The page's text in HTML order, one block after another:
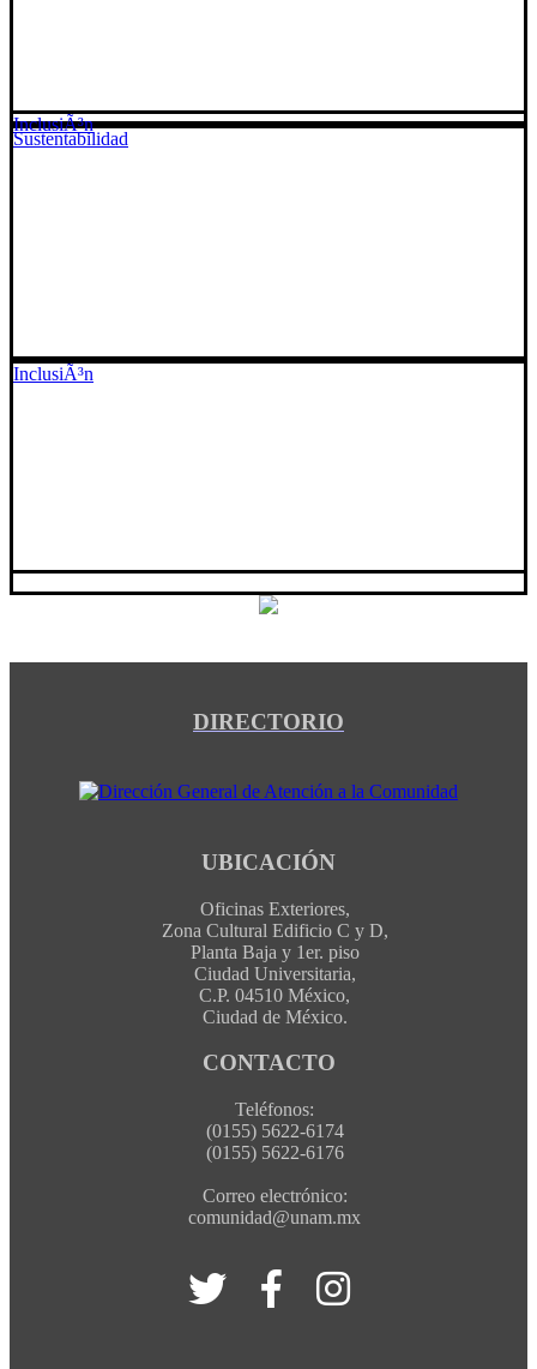
Sustentabilidad
InclusiÃ³n
InclusiÃ³n
DIRECTORIO
UBICACIÓN
Oficinas Exteriores,
Zona Cultural Edificio C y D,
Planta Baja y 1er. piso
Ciudad Universitaria,
C.P. 04510 México,
Ciudad de México.
CONTACTO
Teléfonos:
(0155) 5622-6174
(0155) 5622-6176
Correo electrónico:
comunidad@unam.mx